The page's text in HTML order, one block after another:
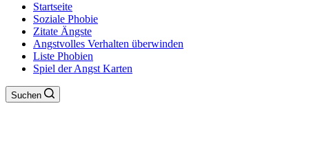
Startseite
Soziale Phobie
Zitate Ängste
Angstvolles Verhalten überwinden
Liste Phobien
Spiel der Angst Karten
Suchen